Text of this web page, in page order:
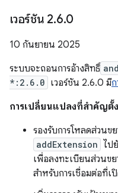
เวอร์ชัน 2.6.0
10 กันยายน 2025
ระบบจะถอนการอ้างสิทธิ์
*:2.6.0 เวอร์ชัน 2.6.0 มี
การเปลี่ยนแปลงที่สำคัญตั้
รองรับการโหลดส่วนข
addExtension ไป
เพื่อลงทะเบียนส่วนข
สำหรับการเชื่อมต่อที่เ